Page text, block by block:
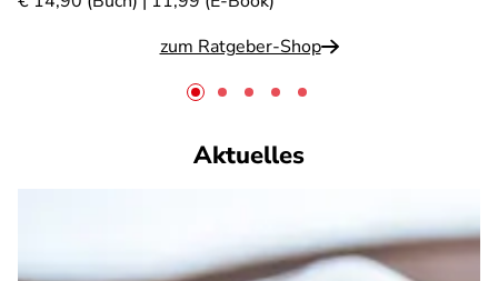
zum Ratgeber-Shop
Aktuelles